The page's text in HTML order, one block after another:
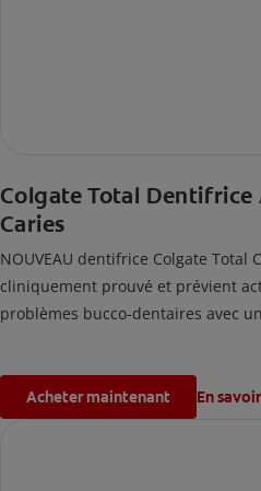
Colgate Total
Caries
NOUVEAU dentifrice Colgate Total
cliniquement prouvé et prévient
problèmes bucco-dentaires avec
d'utilisation
Acheter maintenant En